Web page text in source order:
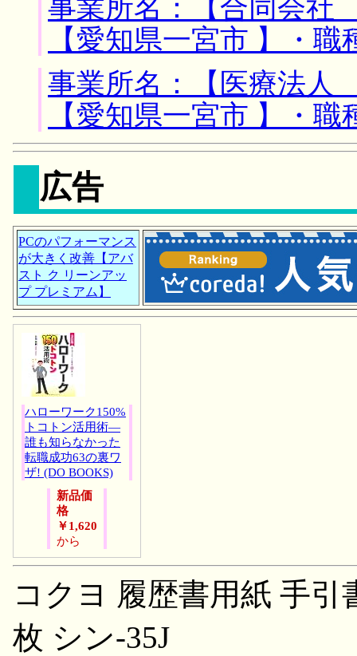
事業所名：【合同会
【愛知県一宮市 】・
事業所名：【医療法
【愛知県一宮市 】・
広告
PCのパフォーマンス
が大きく改善【アバ
スト ク リーンアッ
プ プレミアム】
ハローワーク150%
トコトン活用術―
誰も知らなかった
転職成功63の裏ワ
ザ! (DO BOOKS)
新品価
格
￥1,620
から
コクヨ 履歴書用紙 手引
枚 シン-35J